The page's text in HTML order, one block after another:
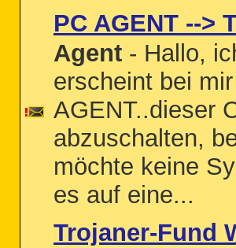
PC AGENT -->
Agent - Hallo,
erscheint bei
AGENT..dieser
abzuschalten,
möchte keine
es auf eine...
Trojaner-Fund